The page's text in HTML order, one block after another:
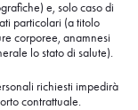
e, solo caso di
particolari (a titolo
corporee, anamnesi
lo stato di salute).
richiesti impedirà
contrattuale.